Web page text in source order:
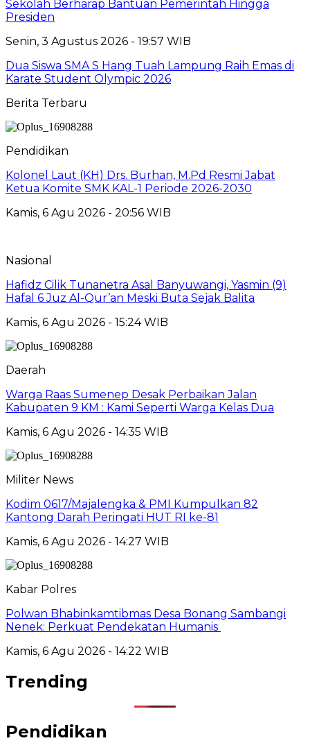
Sekolah Berharap Bantuan Pemerintah Hingga
Presiden
Senin, 3 Agustus 2026 - 19:57 WIB
Dua Siswa SMA S Hang Tuah Lampung Raih Emas di
Karate Student Olympic 2026
Berita Terbaru
Pendidikan
Kolonel Laut (KH) Drs. Burhan, M.Pd Resmi Jabat
Ketua Komite SMK KAL-1 Periode 2026-2030
Kamis, 6 Agu 2026 - 20:56 WIB
Nasional
Hafidz Cilik Tunanetra Asal Banyuwangi, Yasmin (9)
Hafal 6 Juz Al-Qur’an Meski Buta Sejak Balita
Kamis, 6 Agu 2026 - 15:24 WIB
Daerah
Warga Raas Sumenep Desak Perbaikan Jalan
Kabupaten 9 KM : Kami Seperti Warga Kelas Dua
Kamis, 6 Agu 2026 - 14:35 WIB
Militer News
Kodim 0617/Majalengka & PMI Kumpulkan 82
Kantong Darah Peringati HUT RI ke-81
Kamis, 6 Agu 2026 - 14:27 WIB
Kabar Polres
Polwan Bhabinkamtibmas Desa Bonang Sambangi
Nenek: Perkuat Pendekatan Humanis
Kamis, 6 Agu 2026 - 14:22 WIB
Trending
Pendidikan